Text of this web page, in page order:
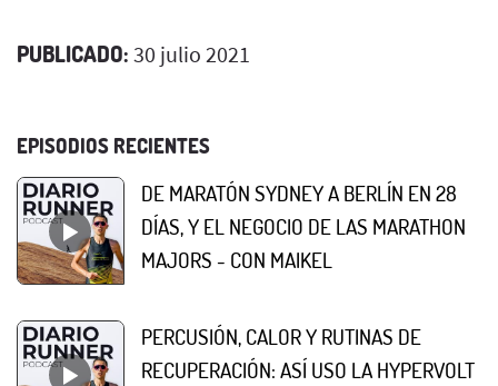
PUBLICADO: 30 julio 2021
EPISODIOS RECIENTES
DE MARATÓN SYDNEY A BERLÍN EN 28
DÍAS, Y EL NEGOCIO DE LAS MARATHON
MAJORS - CON MAIKEL
PERCUSIÓN, CALOR Y RUTINAS DE
RECUPERACIÓN: ASÍ USO LA HYPERVOLT